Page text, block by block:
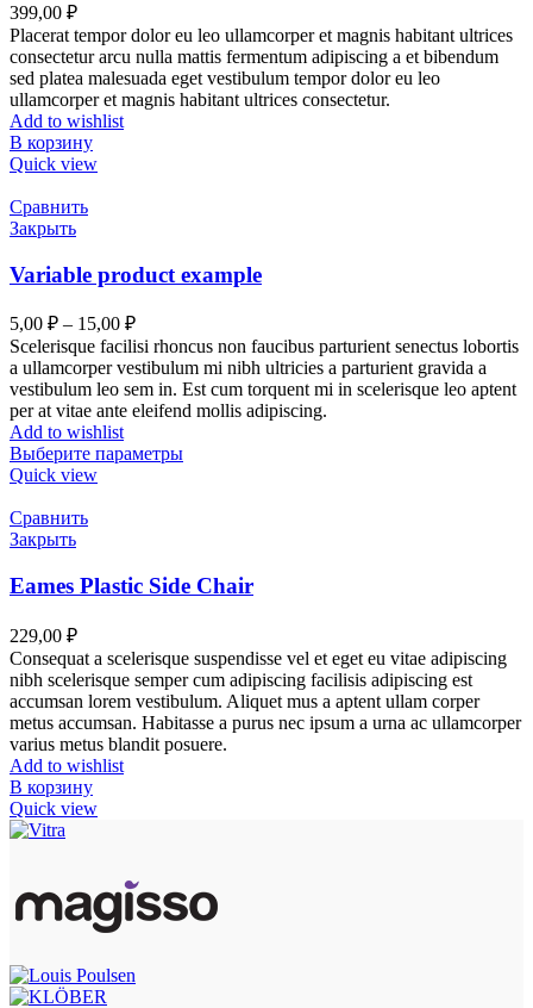
399,00 ₽
Placerat tempor dolor eu leo ullamcorper et magnis habitant ultrices
consectetur arcu nulla mattis fermentum adipiscing a et bibendum
sed platea malesuada eget vestibulum tempor dolor eu leo
ullamcorper et magnis habitant ultrices consectetur.
Add to wishlist
В корзину
Quick view
Сравнить
Закрыть
Variable product example
5,00 ₽ – 15,00 ₽
Scelerisque facilisi rhoncus non faucibus parturient senectus lobortis
a ullamcorper vestibulum mi nibh ultricies a parturient gravida a
vestibulum leo sem in. Est cum torquent mi in scelerisque leo aptent
per at vitae ante eleifend mollis adipiscing.
Add to wishlist
Выберите параметры
Quick view
Сравнить
Закрыть
Eames Plastic Side Chair
229,00 ₽
Consequat a scelerisque suspendisse vel et eget eu vitae adipiscing
nibh scelerisque semper cum adipiscing facilisis adipiscing est
accumsan lorem vestibulum. Aliquet mus a aptent ullam corper
metus accumsan. Habitasse a purus nec ipsum a urna ac ullamcorper
varius metus blandit posuere.
Add to wishlist
В корзину
Quick view